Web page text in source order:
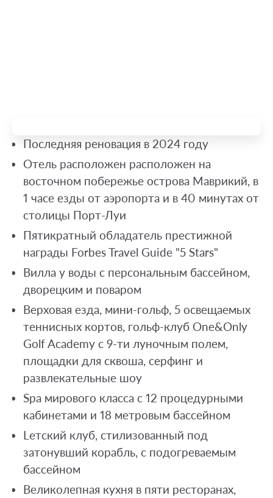
Последняя реновация в 2024 году
Отель расположен расположен на
восточном побережье острова Маврикий, в
1 часе езды от аэропорта и в 40 минутах от
столицы Порт-Луи
Пятикратный обладатель престижной
награды Forbes Travel Guide "5 Stars"
Вилла у воды с персональным бассейном,
дворецким и поваром
Верховая езда, мини-гольф, 5 освещаемых
теннисных кортов, гольф-клуб One&Only
Golf Academy с 9-ти луночным полем,
площадки для сквоша, серфинг и
развлекательные шоу
Spa мирового класса с 12 процедурными
кабинетами и 18 метровым бассейном
Lетский клуб, стилизованный под
затонувший корабль, c подогреваемым
бассейном
Великолепная кухня в пяти ресторанах,